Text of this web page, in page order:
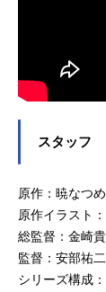
スタッフ
原作：暁なつ
原作イラスト
総監督：金崎
監督：安部祐
シリーズ構成